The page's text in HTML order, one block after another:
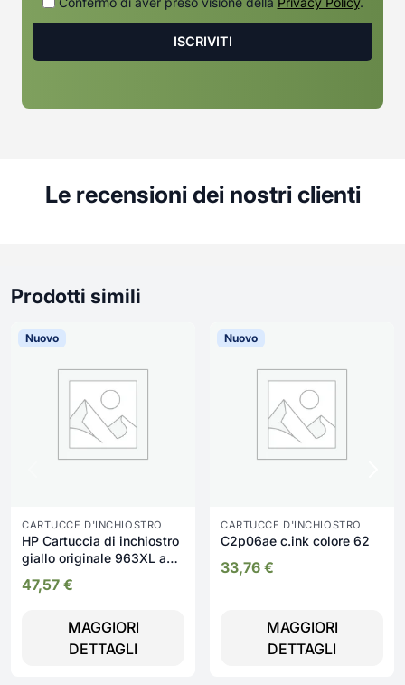
Le recensioni dei nostri clienti
Prodotti simili
Nuovo
CARTUCCE D'INCHIOSTRO
HP Cartuccia di inchiostro
giallo originale 963XL ad
47,57 €
MAGGIORI
DETTAGLI
Nuovo
CARTUCCE D'INCHIOSTRO
C2p06ae c.ink colore 62
33,76 €
MAGGIORI
DETTAGLI